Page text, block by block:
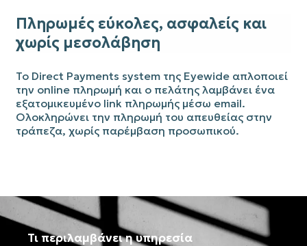
Πληρωμές εύκολες, ασφαλείς και
χωρίς μεσολάβηση
Το Direct Payments system της Eyewide απλοποιεί
την online πληρωμή και ο πελάτης λαμβάνει ένα
εξατομικευμένο link πληρωμής μέσω email.
Ολοκληρώνει την πληρωμή του απευθείας στην
τράπεζα, χωρίς παρέμβαση προσωπικού.
Τι περιλαμβάνει η υπηρεσία